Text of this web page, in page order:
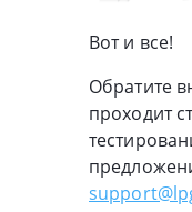
Вот и все!
Обратите
проходит